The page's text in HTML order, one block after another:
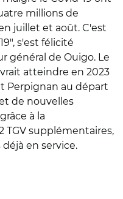
millions de
juillet et août. C'est
s'est félicité
général de Ouigo. Le
atteindre en 2023
Perpignan au départ
de nouvelles
à la
TGV supplémentaires,
en service.